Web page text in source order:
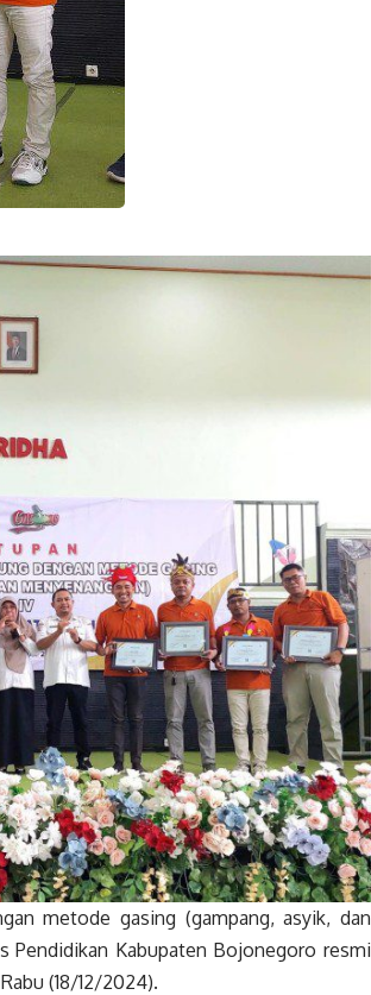
metode gasing (gampang, asyik, dan
Pendidikan Kabupaten Bojonegoro resmi
(18/12/2024).